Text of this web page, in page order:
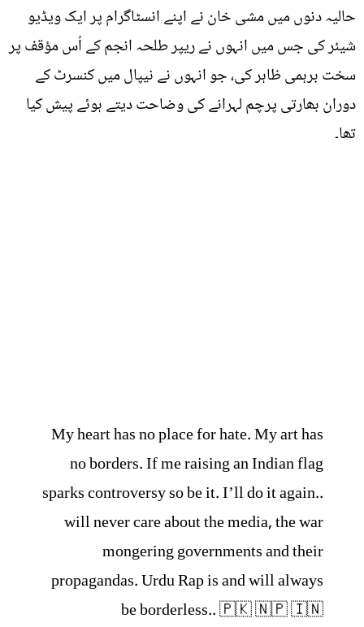
حالیہ دنوں میں مشی خان نے اپنے انسٹاگرام پر ایک ویڈیو
شیئر کی جس میں انہوں نے ریپر طلحہ انجم کے اُس مؤقف پر
سخت برہمی ظاہر کی، جو انہوں نے نیپال میں کنسرٹ کے
دوران بھارتی پرچم لہرانے کی وضاحت دیتے ہوئے پیش کیا
تھا۔
My heart has no place for hate. My art has
no borders. If me raising an Indian flag
sparks controversy so be it. I’ll do it again..
will never care about the media, the war
mongering governments and their
propagandas. Urdu Rap is and will always
be borderless.. 🇵🇰 🇳🇵 🇮🇳